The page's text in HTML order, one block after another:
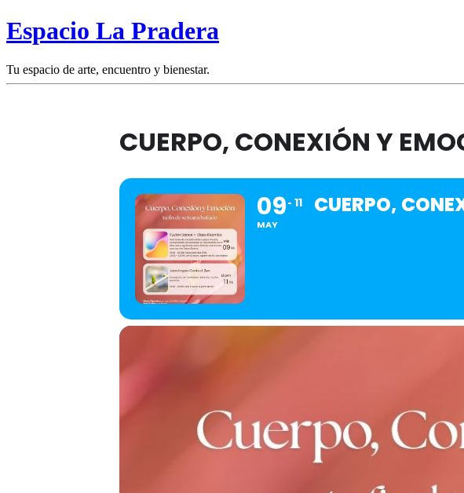
Espacio La Pradera
Tu espacio de arte, encuentro y bienestar.
CUERPO, CONEXIÓN Y
09
MAY
11 CUERPO,